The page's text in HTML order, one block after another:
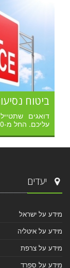
ביטוח
דואגים
עליכם. החל מ-1.70 $ ליום.
יעדים
מידע על ישראל
מידע על איטליה
מידע על צרפת
מידע על ספרד